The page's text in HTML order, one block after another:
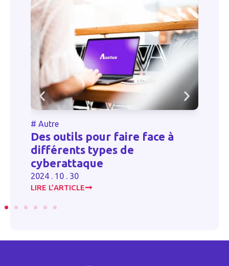
# Autre
Des outils pour faire face à
différents types de
cyberattaque
2024 . 10 . 30
LIRE L’ARTICLE